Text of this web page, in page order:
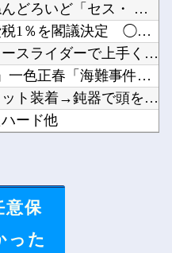
【ゼンレスゾーンゼロ】ねんどろいど「セス・ ローウェル」【本...
高市首相、飲食料品の消費税1％を閣議決定 ◯◯をチラつかせて...
【悲報】男さん、ウォータースライダーで上手く滑れずチューブの...
日本「沖縄県知事選（9月」一色正春「海難事件追及（検証」八重...
【動画】注文するとヘルメット装着→鈍器で頭を殴られるチェコの...
ード他
他
Powered by livedoor 相互RSS
意保
った